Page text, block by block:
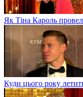
Як Тіна Кароль
Куди цього року